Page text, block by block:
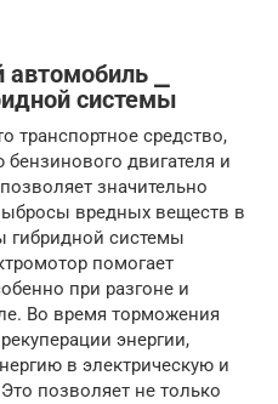
⎯
системы
транспортное средство,
двигателя и
значительно
вредных веществ в
гибридной системы
помогает
при разгоне и
Во время торможения
энергии,
в электрическую и
позволяет не только